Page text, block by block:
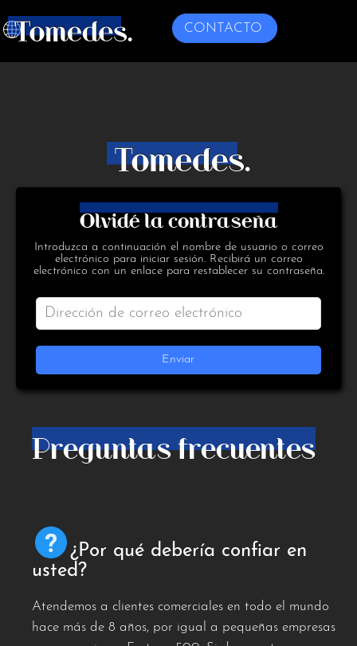
CONTACTO
Olvidé la contraseña
Introduzca a continuación el nombre de usuario o correo
electrónico para iniciar sesión. Recibirá un correo
electrónico con un enlace para restablecer su contraseña.
Preguntas frecuentes
¿Por qué debería confiar en
usted?
Atendemos a clientes comerciales en todo el mundo
hace más de 8 años, por igual a pequeñas empresas